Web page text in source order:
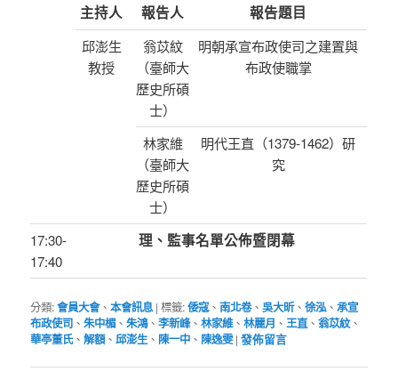
主持人
報告人 報告題目
邱澎生
教授
翁苡紋
（臺師大
歷史所碩
士）
明朝承宣布政使司之建置與
布政使職掌
林家維
（臺師大
歷史所碩
士）
明代王直（1379-1462）研
究
17:30-
17:40
理、監事名單公佈暨閉幕
分類:會員大會、本會訊息 |標籤:倭寇、南北卷、吳大昕、徐泓、承宣
布政使司 、朱中楣 、朱鴻、李新峰、林家維、林麗月 、王直 、翁苡紋、
華亭董氏、解額、邱澎生 、 陳一中 、 陳逸雯 |發佈留言